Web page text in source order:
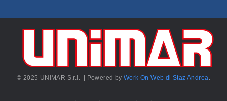
© 2025 UNIMAR S.r.l. | Powered byWork On Web di Staz Andrea.